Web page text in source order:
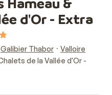
d'Or - Extra
Galibier Thabor
Valloire
de la Vallée d'Or -